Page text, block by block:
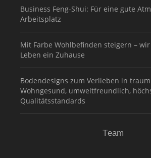
Business Feng-Shui: Für eine gute
Arbeitsplatz
Mit Farbe Wohlbefinden steigern –
Leben ein Zuhause
Bodendesigns zum Verlieben in
Wohngesund, umweltfreundlich,
Qualitätsstandards
Team